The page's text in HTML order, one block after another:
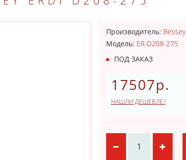
Производитель: Bessey
Модель: ER-D208-275
ПОД ЗАКАЗ
17507р.
НАШЛИ ДЕШЕВЛЕ?